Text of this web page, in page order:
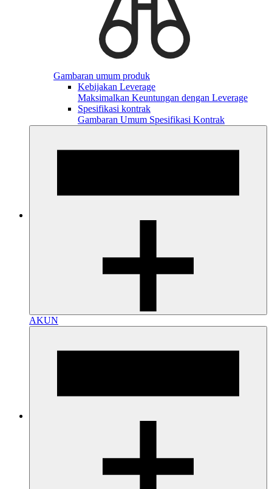
Gambaran umum produk
Kebijakan Leverage
Maksimalkan Keuntungan dengan Leverage
Spesifikasi kontrak
Gambaran Umum Spesifikasi Kontrak
AKUN